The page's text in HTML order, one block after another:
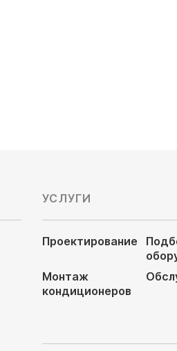
УСЛУГИ
Проектирование
Монтаж
кондиционеров